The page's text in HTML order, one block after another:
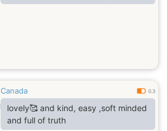
Canada 0.3
lovely🥰 and kind, easy ,soft minded
and full of truth